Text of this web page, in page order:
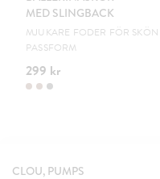
MED SLINGBACK
MJUKARE FODER FÖR SKÖN
PASSFORM
299 kr
CLOU, PUMPS